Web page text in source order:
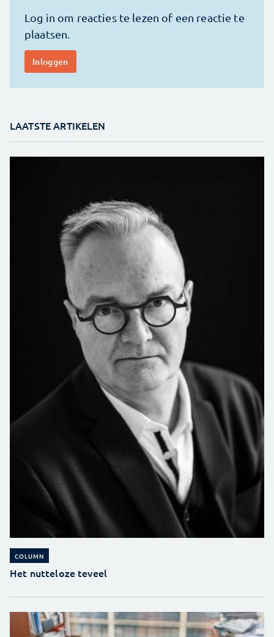
LAATSTE ARTIKELEN
COLUMN
Het nutteloze teveel